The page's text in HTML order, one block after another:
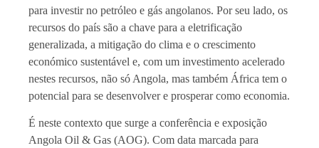
para investir no petróleo e gás angolanos. Por seu lado, os
recursos do país são a chave para a eletrificação
generalizada, a mitigação do clima e o crescimento
económico sustentável e, com um investimento acelerado
nestes recursos, não só Angola, mas também África tem o
potencial para se desenvolver e prosperar como economia.
É neste contexto que surge a conferência e exposição
Angola Oil & Gas (AOG). Com data marcada para